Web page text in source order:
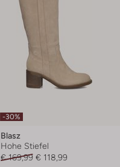
-30%
Blasz
Hohe Stiefel
€ 169,99 € 118,99